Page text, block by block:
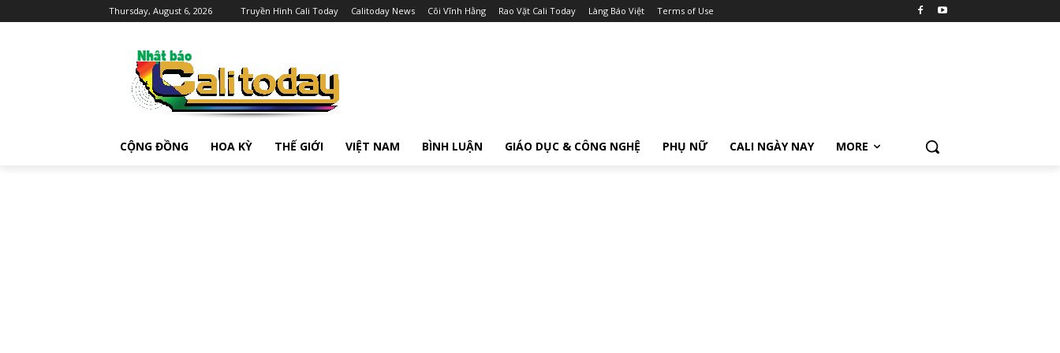
Thursday, August 6, 2026 Truyền Hình Cali Today Calitoday News Cõi Vĩnh Hằng Rao Vặt Cali Today Làng Báo Việt Terms of Use
CỘNG ĐỒNG HOA KỲ THẾ GIỚI VIỆT NAM BÌNH LUẬN GIÁO DỤC & CÔNG NGHỆ PHỤ NỮ CALI NGÀY NAY MORE